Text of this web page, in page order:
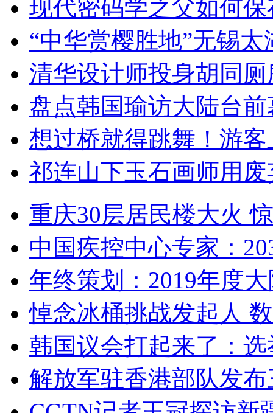
现代密码学之父如何
“中华赏樱胜地”无锡
清华设计师投身胡同
盘点韩国瑜访大陆台
想过桥就得跳舞！游客
祁连山下玉石画师用
重庆30层居民楼大火
中国疾控中心专家：
年终策划：2019年度
悼念冰桶挑战发起人
韩国议会打起来了：
解放军驻香港部队发